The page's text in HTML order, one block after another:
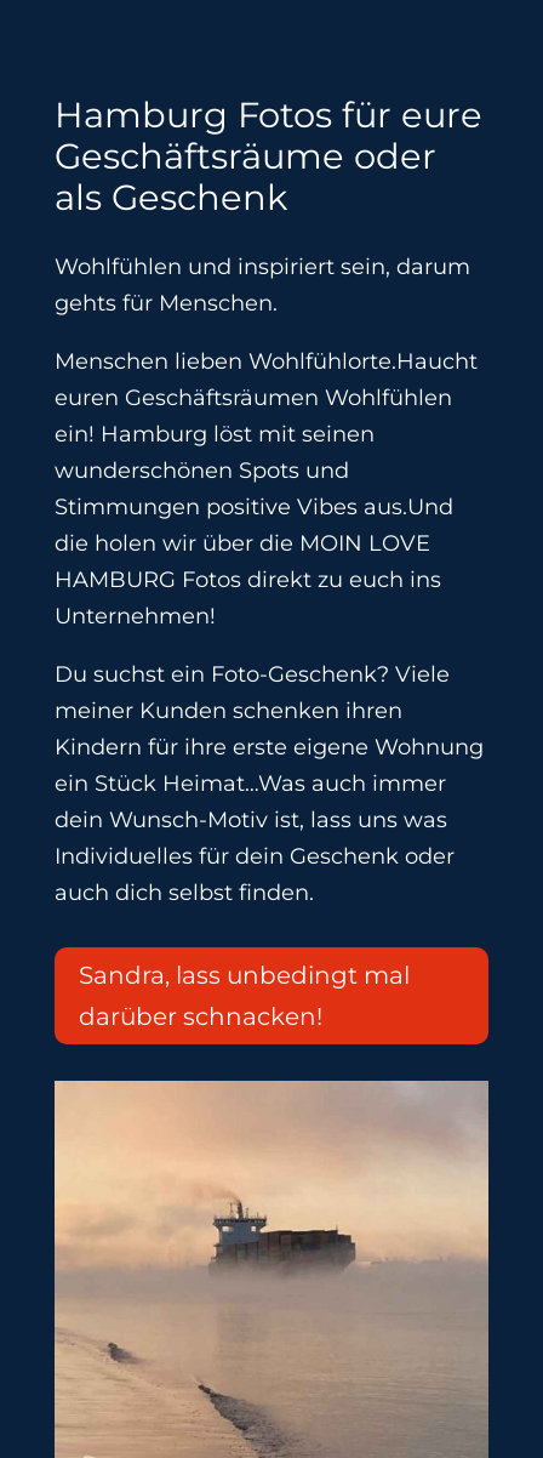
Hamburg Fotos für eure
Geschäftsräume oder
als Geschenk
Wohlfühlen und inspiriert sein, darum
gehts für Menschen.
Menschen lieben Wohlfühlorte.Haucht
euren Geschäftsräumen Wohlfühlen
ein! Hamburg löst mit seinen
wunderschönen Spots und
Stimmungen positive Vibes aus.Und
die holen wir über die MOIN LOVE
HAMBURG Fotos direkt zu euch ins
Unternehmen!
Du suchst ein Foto-Geschenk? Viele
meiner Kunden schenken ihren
Kindern für ihre erste eigene Wohnung
ein Stück Heimat…Was auch immer
dein Wunsch-Motiv ist, lass uns was
Individuelles für dein Geschenk oder
auch dich selbst finden.
Sandra, lass unbedingt mal
darüber schnacken!